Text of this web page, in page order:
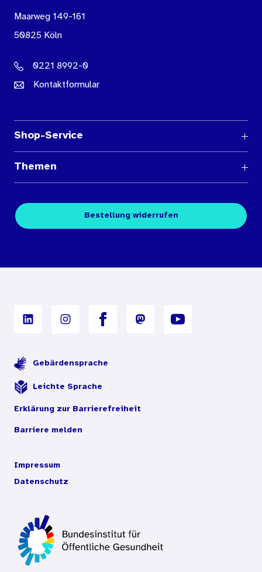
Maarweg 149-161
50825 Köln
0221 8992-0
Kontaktformular
Shop-Service
Medienübersichten
Kontakt
Themen
Fachpublikationen
Digitales Archiv
Bestellung widerrufen
Gebärdensprache
Leichte Sprache
Erklärung zur Barrierefreiheit
Barriere melden
Impressum
Datenschutz